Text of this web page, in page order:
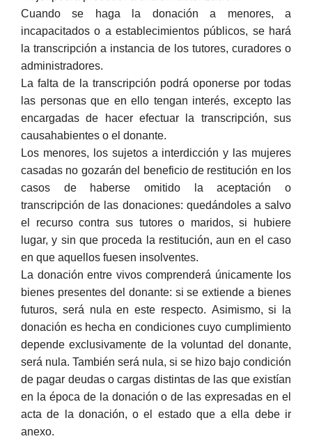
Cuando se haga la donación a menores, a
incapacitados o a establecimientos públicos, se hará
la transcripción a instancia de los tutores, curadores o
administradores.
La falta de la transcripción podrá oponerse por todas
las personas que en ello tengan interés, excepto las
encargadas de hacer efectuar la transcripción, sus
causahabientes o el donante.
Los menores, los sujetos a interdicción y las mujeres
casadas no gozarán del beneficio de restitución en los
casos de haberse omitido la aceptación o
transcripción de las donaciones: quedándoles a salvo
el recurso contra sus tutores o maridos, si hubiere
lugar, y sin que proceda la restitución, aun en el caso
en que aquellos fuesen insolventes.
La donación entre vivos comprenderá únicamente los
bienes presentes del donante: si se extiende a bienes
futuros, será nula en este respecto. Asimismo, si la
donación es hecha en condiciones cuyo cumplimiento
depende exclusivamente de la voluntad del donante,
será nula. También será nula, si se hizo bajo condición
de pagar deudas o cargas distintas de las que existían
en la época de la donación o de las expresadas en el
acta de la donación, o el estado que a ella debe ir
anexo.